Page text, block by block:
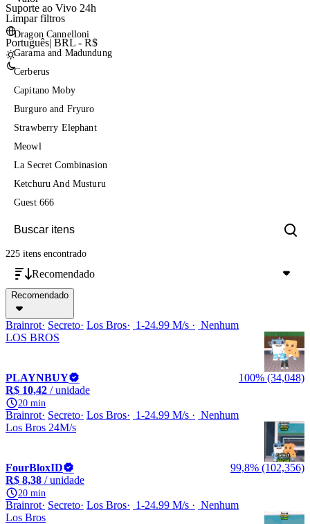
Suporte ao Vivo 24h
Português| BRL - R$
Limpar filtros
Dragon Cannelloni
Garama and Madundung
Cerberus
Capitano Moby
Burguro and Fryuro
Strawberry Elephant
Meowl
La Secret Combinasion
Ketchuru And Musturu
Guest 666
225 itens encontrado
Recomendado
Recomendado
Brainrot Secreto Los Bros 1-24.99 M/s
Nenhum
LOS BROS
PLAYNBUY
100% (34,048)
R$ 10,42 / unidade
20 min
Brainrot Secreto Los Bros 1-24.99 M/s
Nenhum
Los Bros 24M/s
FourBloxID
99,8% (102,356)
R$ 8,38 / unidade
20 min
Brainrot Secreto Los Bros 1-24.99 M/s
Nenhum
Los Bros